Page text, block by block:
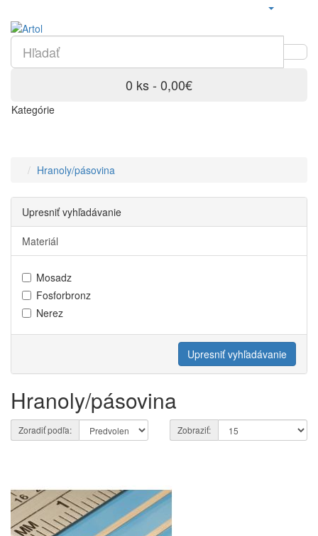
0 ks - 0,00€
Kategórie
Hranoly/pásovina
Upresniť vyhľadávanie
Materiál
Mosadz
Fosforbronz
Nerez
Upresniť vyhľadávanie
Hranoly/pásovina
Zoradiť podľa: Zobraziť: